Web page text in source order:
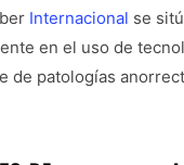
Internacional se
en el uso de
de patologías